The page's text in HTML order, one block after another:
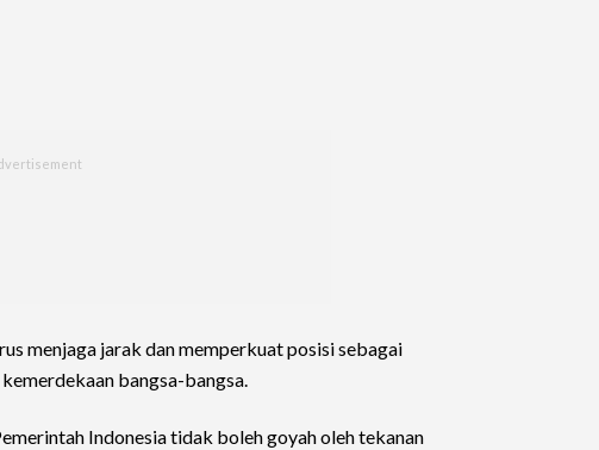
menjaga jarak dan memperkuat posisi sebagai
bangsa-bangsa.
Indonesia tidak boleh goyah oleh tekanan